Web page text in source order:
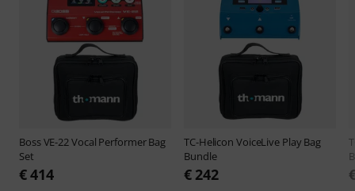
BossVE-22 Vocal Performer Bag
Set
€ 414
TC-Helicon VoiceLive Play Bag
Bundle
€ 242